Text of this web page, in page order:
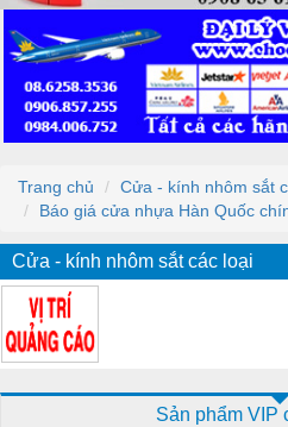
Trang chủ
Cửa - kính nhôm sắt
Báo giá cửa nhựa Hàn Quốc
Cửa - kính nhôm sắt các loại
Sản phẩm VIP